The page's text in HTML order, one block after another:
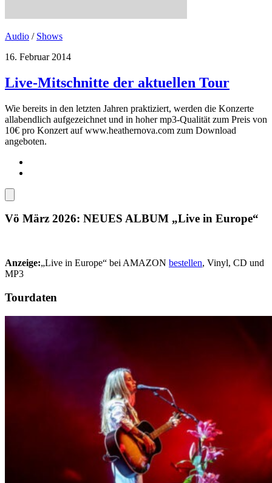
Audio / Shows
16. Februar 2014
Live-Mitschnitte der aktuellen Tour
Wie bereits in den letzten Jahren praktiziert, werden die Konzerte
allabendlich aufgezeichnet und in hoher mp3-Qualität zum Preis von
10€ pro Konzert auf www.heathernova.com zum Download
angeboten.
Vö März 2026: NEUES ALBUM „Live in Europe“
Anzeige:„Live in Europe“ bei AMAZON bestellen, Vinyl, CD und
MP3
Tourdaten